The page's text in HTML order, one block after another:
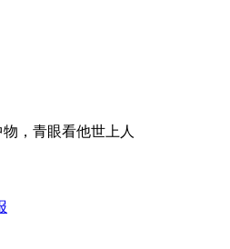
，青眼看他世上人